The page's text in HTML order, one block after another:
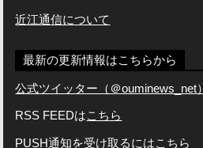
近江通信について
最新の更新情報はこちらから
公式ツイッター（＠ouminews_net）
RSS FEEDはこちら
PUSH通知を受け取るにはこちら